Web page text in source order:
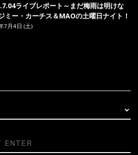
ライブレポート～まだ梅雨は明けな
ミー・カーチス＆MAOの土曜日ナイト！
7月4日 (土)